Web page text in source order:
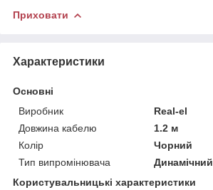
Приховати
Характеристики
Основні
Виробник
Real-el
Довжина кабелю
1.2 м
Колір
Чорний
Тип випромінювача
Динамічний
Користувальницькі характеристики